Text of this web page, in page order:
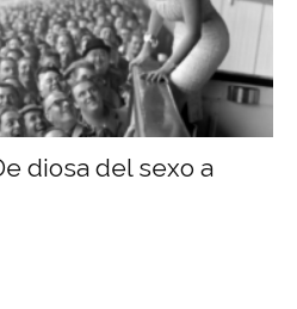
diosa del sexo a